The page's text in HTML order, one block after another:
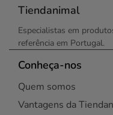
Tiendanimal
Especialistas em
referência em Portugal.
Conheça-nos
Quem somos
Vantagens da